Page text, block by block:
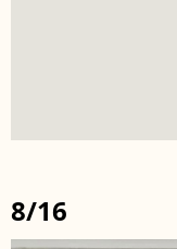
8/16